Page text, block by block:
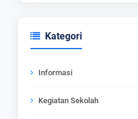
Kategori
Informasi
Kegiatan Sekolah